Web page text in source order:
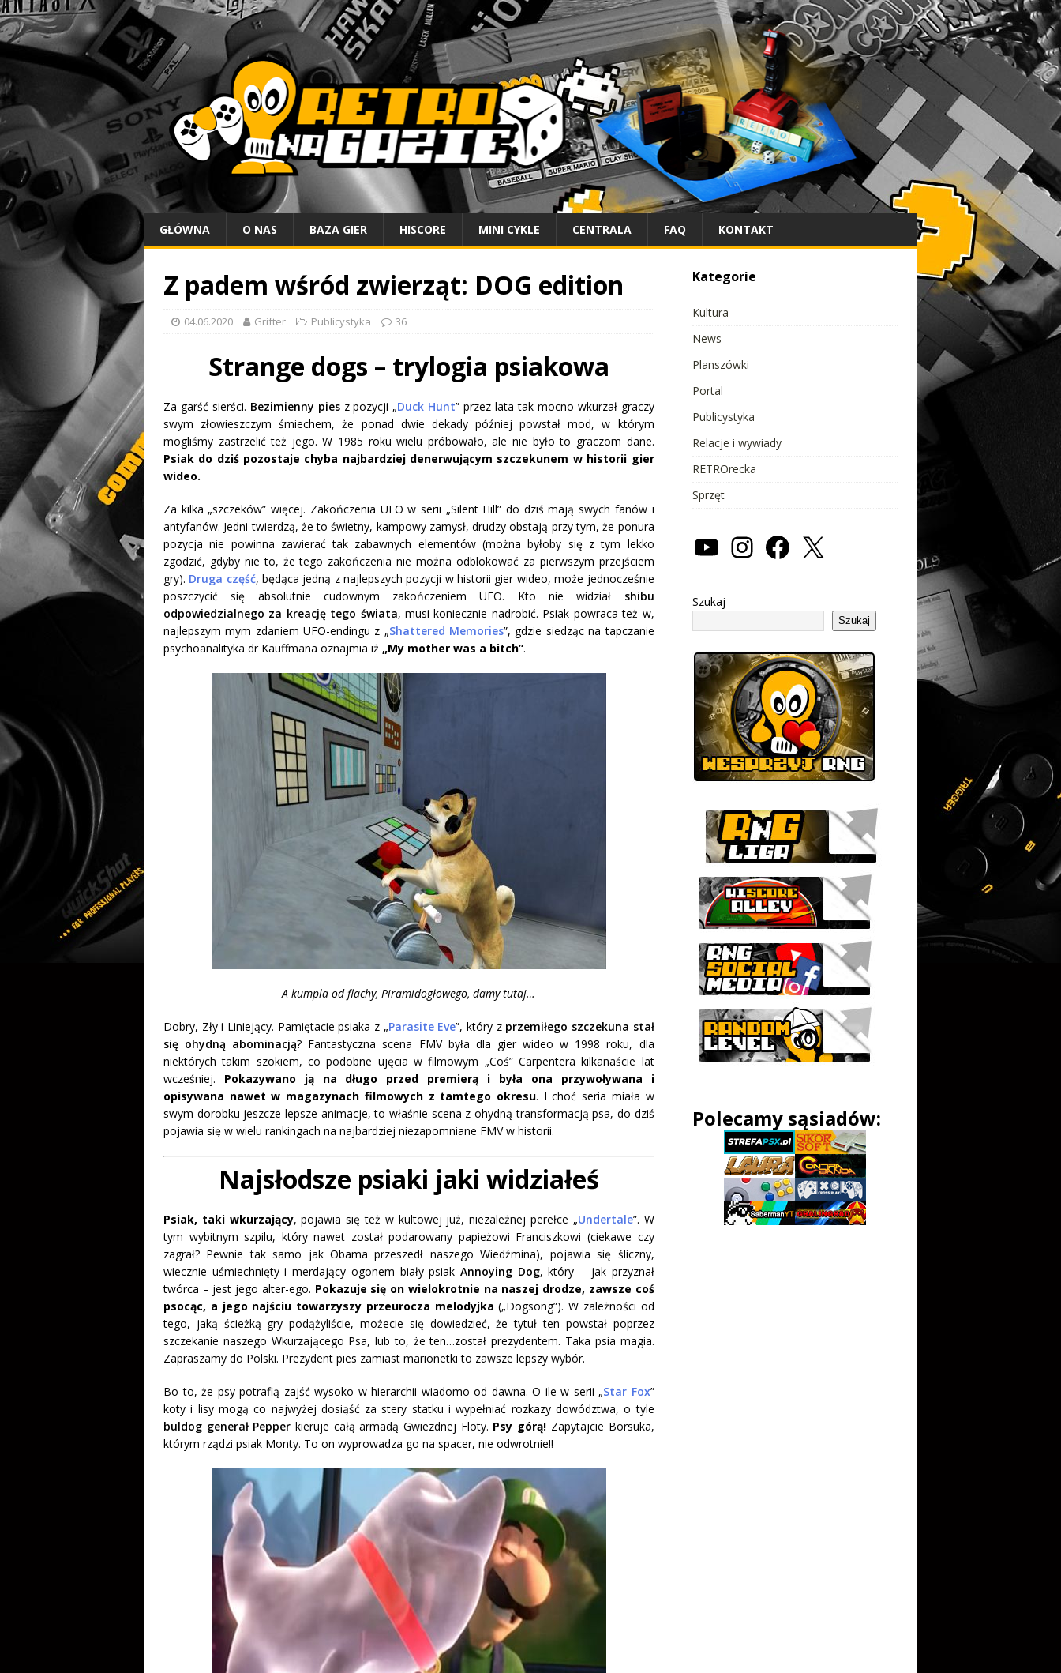
GŁÓWNA O NAS BAZA GIER HISCORE MINI CYKLE CENTRALA FAQ KONTAKT
Z padem wśród zwierząt: DOG edition
04.06.2020 Grifter Publicystyka 36
Strange dogs – trylogia psiakowa
Za garść sierści. Bezimienny pies z pozycji „Duck Hunt” przez lata tak mocno wkurzał graczy
swym złowieszczym śmiechem, że ponad dwie dekady później powstał mod, w którym
mogliśmy zastrzelić też jego. W 1985 roku wielu próbowało, ale nie było to graczom dane.
Psiak do dziś pozostaje chyba najbardziej denerwującym szczekunem w historii gier
wideo.
Za kilka „szczeków” więcej. Zakończenia UFO w serii „Silent Hill” do dziś mają swych fanów i
antyfanów. Jedni twierdzą, że to świetny, kampowy zamysł, drudzy obstają przy tym, że ponura
pozycja nie powinna zawierać tak zabawnych elementów (można byłoby się z tym lekko
zgodzić, gdyby nie to, że tego zakończenia nie można odblokować za pierwszym przejściem
gry). Druga część, będąca jedną z najlepszych pozycji w historii gier wideo, może jednocześnie
poszczycić się absolutnie cudownym zakończeniem UFO. Kto nie widział shibu
odpowiedzialnego za kreację tego świata, musi koniecznie nadrobić. Psiak powraca też w,
najlepszym mym zdaniem UFO-endingu z „Shattered Memories”, gdzie siedząc na tapczanie
psychoanalityka dr Kauffmana oznajmia iż „My mother was a bitch”.
A kumpla od flachy, Piramidogłowego, damy tutaj…
Dobry, Zły i Liniejący. Pamiętacie psiaka z „Parasite Eve”, który z przemiłego szczekuna stał
się ohydną abominacją? Fantastyczna scena FMV była dla gier wideo w 1998 roku, dla
niektórych takim szokiem, co podobne ujęcia w filmowym „Coś” Carpentera kilkanaście lat
wcześniej. Pokazywano ją na długo przed premierą i była ona przywoływana i
opisywana nawet w magazynach filmowych z tamtego okresu. I choć seria miała w
swym dorobku jeszcze lepsze animacje, to właśnie scena z ohydną transformacją psa, do dziś
pojawia się w wielu rankingach na najbardziej niezapomniane FMV w historii.
Najsłodsze psiaki jaki widziałeś
Psiak, taki wkurzający, pojawia się też w kultowej już, niezależnej perełce „Undertale”. W
tym wybitnym szpilu, który nawet został podarowany papieżowi Franciszkowi (ciekawe czy
zagrał? Pewnie tak samo jak Obama przeszedł naszego Wiedźmina), pojawia się śliczny,
wiecznie uśmiechnięty i merdający ogonem biały psiak Annoying Dog, który – jak przyznał
twórca – jest jego alter-ego. Pokazuje się on wielokrotnie na naszej drodze, zawsze coś
psocąc, a jego najściu towarzyszy przeurocza melodyjka („Dogsong”). W zależności od
tego, jaką ścieżką gry podążyliście, możecie się dowiedzieć, że tytuł ten powstał poprzez
szczekanie naszego Wkurzającego Psa, lub to, że ten…został prezydentem. Taka psia magia.
Zapraszamy do Polski. Prezydent pies zamiast marionetki to zawsze lepszy wybór.
Bo to, że psy potrafią zajść wysoko w hierarchii wiadomo od dawna. O ile w serii „Star Fox”
koty i lisy mogą co najwyżej dosiąść za stery statku i wypełniać rozkazy dowództwa, o tyle
buldog generał Pepper kieruje całą armadą Gwiezdnej Floty. Psy górą! Zapytajcie Borsuka,
którym rządzi psiak Monty. To on wyprowadza go na spacer, nie odwrotnie!!
Kategorie
Kultura
News
Planszówki
Portal
Publicystyka
Relacje i wywiady
RETROrecka
Sprzęt
Szukaj
Szukaj
Polecamy sąsiadów: